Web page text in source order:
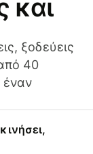
και
ξοδεύεις
40
έναν